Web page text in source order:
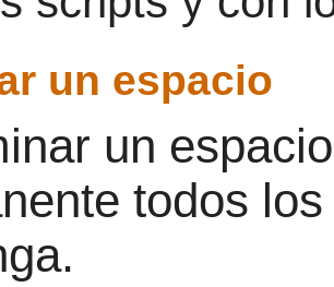
un espacio
un
todos